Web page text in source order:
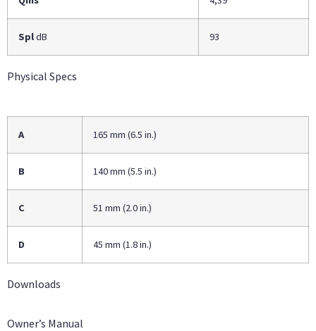
SpldB 93
Physical Specs
A 165 mm (6.5 in.)
B 140 mm (5.5 in.)
C 51 mm (2.0 in.)
D 45 mm (1.8 in.)
Downloads
Owner’s Manual